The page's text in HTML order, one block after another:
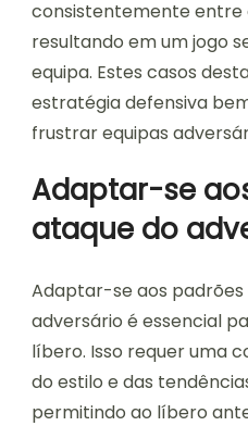
consistentemente entre
resultando em um jogo
equipa. Estes casos
estratégia defensiva
frustrar equipas
Adaptar-se
ataque do
Adaptar-se aos padrões
adversário é essencial
líbero. Isso requer uma
do estilo e das
permitindo ao líbero